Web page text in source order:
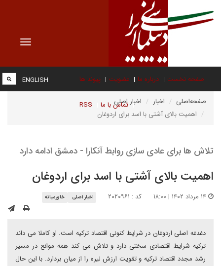
Toggle
صفحه نخست درباره ما عضویت پیوند ها
تماس با ما RSS
ENGLISH
صفحه‌اصلی اخبار
اخبار اصلی
اهمیت بالای آشتی با اسد برای اردوغان
تلاش ها برای عادی سازی روابط آنکارا - دمشق ادامه دارد
اهمیت بالای آشتی با اسد برای اردوغان
کد : ۲۰۲۰۹۶۱ اخبار اصلی خاورمیانه
دغدغه اصلی اردوغان در شرایط کنونی اقتصاد ترکیه است. او کاملا می داند
ترکیه شرایط اقتصادی سختی دارد و تلاش می کند همه موانع در مسیر
رشد مجدد اقتصاد ترکیه و تقویت ارزش لیره را از میان بردارد. با این حال